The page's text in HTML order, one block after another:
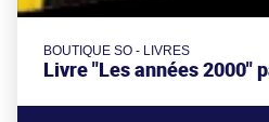
BOUTIQUE SO - LIVRES
Livre "Les années 2000"